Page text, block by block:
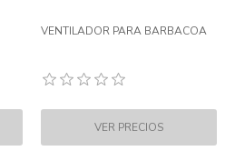
VENTILADOR PARA BARBACOA